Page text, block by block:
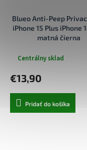
Blueo Anti-Peep
iPhone 15 Plus iPhone
matná čierna
Centrálny sklad
€13,90
Pridať do košíka